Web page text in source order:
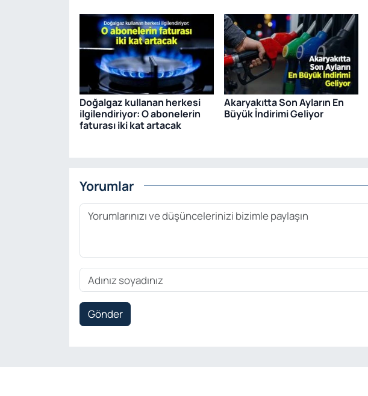
Doğalgaz kullanan herkesi
ilgilendiriyor: O abonelerin
faturası iki kat artacak
Akaryakıtta Son Ayların En
Büyük İndirimi Geliyor
Yorumlar
Gönder